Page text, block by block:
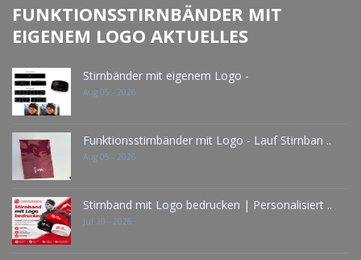
FUNKTIONSSTIRNBÄNDER MIT
EIGENEM LOGO AKTUELLES
Stirnbänder mit eigenem Logo -
Aug 05 - 2026
Funktionsstirnbänder mit Logo - Lauf Stirnban ..
Aug 05 - 2026
Stirnband mit Logo bedrucken | Personalisiert ..
Jul 20 - 2026